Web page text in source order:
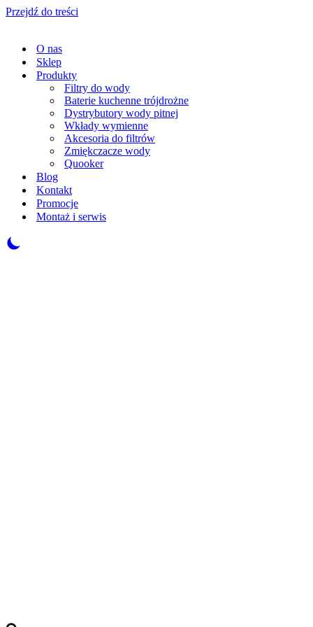
Przejdź do treści
O nas
Sklep
Produkty
Filtry do wody
Baterie kuchenne trójdrożne
Dystrybutory wody pitnej
Wkłady wymienne
Akcesoria do filtrów
Zmiękczacze wody
Quooker
Blog
Kontakt
Promocje
Montaż i serwis